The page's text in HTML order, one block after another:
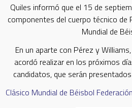
Quiles informó que el 15 de
componentes del cuerpo técnico de
Mundial de
En un aparte con Pérez y
acordó realizar en los próximos
candidatos, que serán
Clásico Mundial de Béisbol